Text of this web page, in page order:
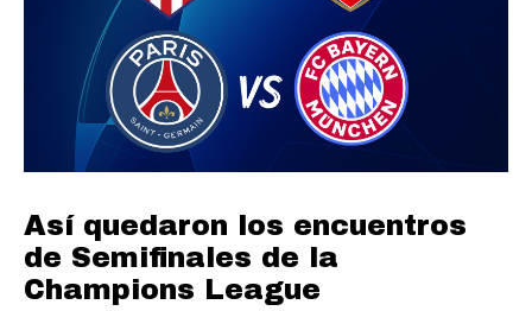
Así quedaron los encuentros
de Semifinales de la
Champions League